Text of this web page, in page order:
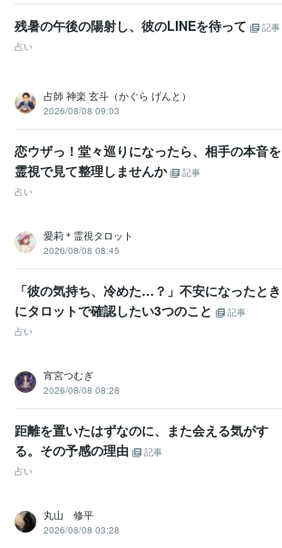
残暑の午後の陽射し、彼のLINEを待って
記事
占い
占師 神楽 玄斗（かぐら げんと）
2026/08/08 09:03
恋ウザっ！堂々巡りになったら、相手の本音を
霊視で見て整理しませんか
記事
占い
愛莉＊霊視タロット
2026/08/08 08:45
「彼の気持ち、冷めた…？」不安になったとき
にタロットで確認したい3つのこと
記事
占い
宵宮つむぎ
2026/08/08 08:28
距離を置いたはずなのに、また会える気がす
る。その予感の理由
記事
占い
丸山 修平
2026/08/08 03:28